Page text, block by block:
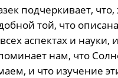
подчеркивает,
той, что
аспектах и
нам, что
и что изучение